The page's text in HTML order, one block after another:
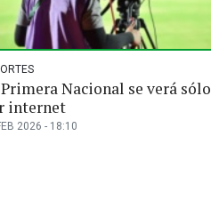
Nacional se verá sólo
internet
2026 - 18:10